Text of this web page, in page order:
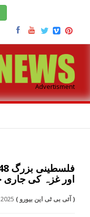
اور غزہ کی جاری
( آئی بی ٹی این بیورو )